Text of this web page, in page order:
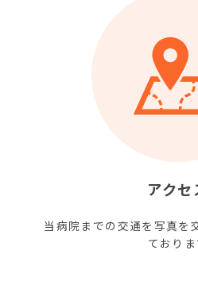
アクセ
当病院までの交通を写真を
ておりま